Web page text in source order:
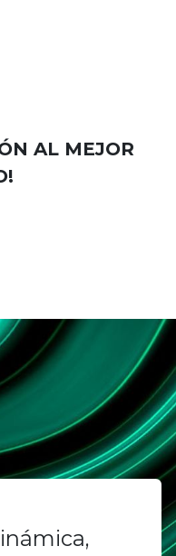
AL MEJOR